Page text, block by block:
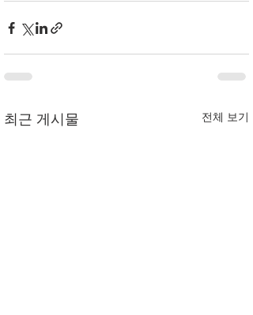
최근 게시물 전체 보기